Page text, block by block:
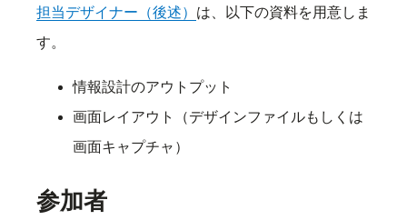
担当デザイナー（後述） は、以下の資料を用意しま
す。
情報設計のアウトプット
画面レイアウト（デザインファイルもしくは
画面キャプチャ）
参加者